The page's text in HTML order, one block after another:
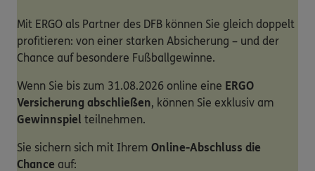
Mit ERGO als Partner des DFB können Sie gleich doppelt
profitieren: von einer starken Absicherung – und der
Chance auf besondere Fußballgewinne.
Wenn Sie bis zum 31.08.2026 online eine ERGO
Versicherung abschließen, können Sie exklusiv am
Gewinnspiel teilnehmen.
Sie sichern sich mit Ihrem Online-Abschluss die
Chance auf: